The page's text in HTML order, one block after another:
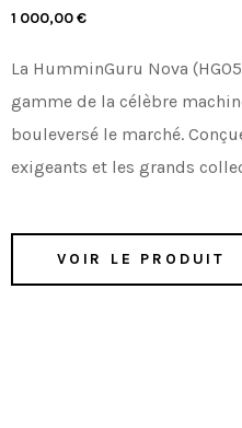
1 000,00 €
La HumminGuru Nova
gamme de la célèbre
bouleversé le marché.
exigeants et les grands
VOIR LE PRODUIT